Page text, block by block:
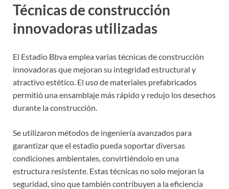
Técnicas de construcción
innovadoras utilizadas
El Estadio Bbva emplea varias técnicas de construcción
innovadoras que mejoran su integridad estructural y
atractivo estético. El uso de materiales prefabricados
permitió una ensamblaje más rápido y redujo los desechos
durante la construcción.
Se utilizaron métodos de ingeniería avanzados para
garantizar que el estadio pueda soportar diversas
condiciones ambientales, convirtiéndolo en una
estructura resistente. Estas técnicas no solo mejoran la
seguridad, sino que también contribuyen a la eficiencia